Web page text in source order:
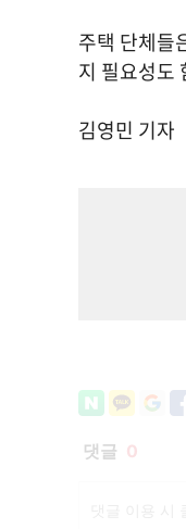
주택 단체들
지 필요성도
김영민 기자